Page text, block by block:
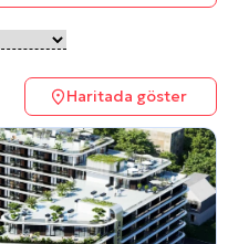
Haritada göster